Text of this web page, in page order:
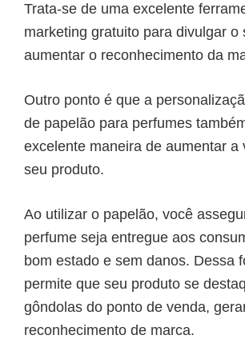
Trata-se de uma excelente
marketing gratuito para divulgar o
aumentar o reconhecimento da
Outro ponto é que a
de papelão para perfumes
excelente maneira de aumentar a
seu produto.
Ao utilizar o papelão, você
perfume seja entregue aos
bom estado e sem danos. Dessa
permite que seu produto se
gôndolas do ponto de venda,
reconhecimento de marca.